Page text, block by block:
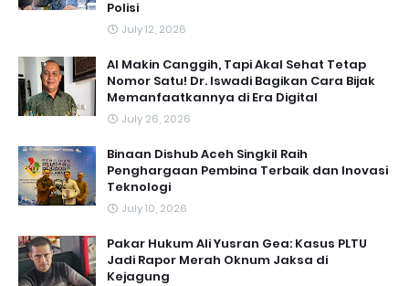
Polisi
July 12, 2026
AI Makin Canggih, Tapi Akal Sehat Tetap
Nomor Satu! Dr. Iswadi Bagikan Cara Bijak
Memanfaatkannya di Era Digital
July 26, 2026
Binaan Dishub Aceh Singkil Raih
Penghargaan Pembina Terbaik dan Inovasi
Teknologi
July 10, 2026
Pakar Hukum Ali Yusran Gea: Kasus PLTU
Jadi Rapor Merah Oknum Jaksa di
Kejagung